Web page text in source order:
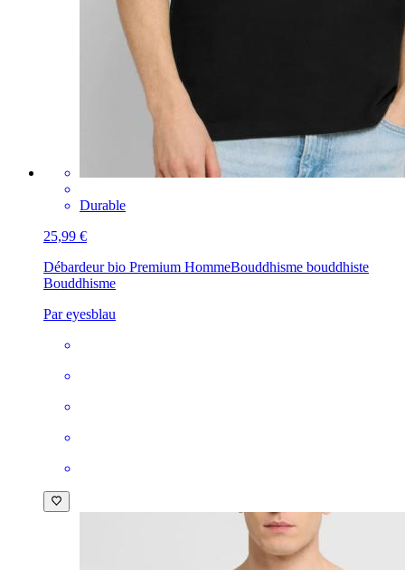
Durable
25,99 €
Débardeur bio Premium HommeBouddhisme bouddhiste
Bouddhisme
Par eyesblau